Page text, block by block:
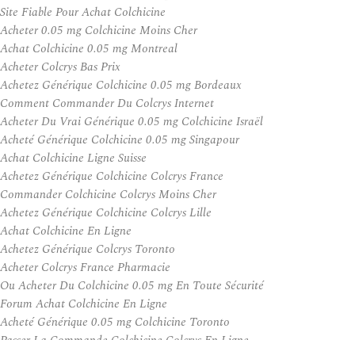
Site Fiable Pour Achat Colchicine
Acheter 0.05 mg Colchicine Moins Cher
Achat Colchicine 0.05 mg Montreal
Acheter Colcrys Bas Prix
Achetez Générique Colchicine 0.05 mg Bordeaux
Comment Commander Du Colcrys Internet
Acheter Du Vrai Générique 0.05 mg Colchicine Israël
Acheté Générique Colchicine 0.05 mg Singapour
Achat Colchicine Ligne Suisse
Achetez Générique Colchicine Colcrys France
Commander Colchicine Colcrys Moins Cher
Achetez Générique Colchicine Colcrys Lille
Achat Colchicine En Ligne
Achetez Générique Colcrys Toronto
Acheter Colcrys France Pharmacie
Ou Acheter Du Colchicine 0.05 mg En Toute Sécurité
Forum Achat Colchicine En Ligne
Acheté Générique 0.05 mg Colchicine Toronto